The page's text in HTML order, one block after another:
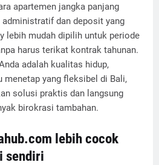
apartemen jangka panjang
dan deposit yang
lebih mudah dipilih untuk periode
harus terikat kontrak tahunan.
adalah kualitas hidup,
menetap yang fleksibel di Bali,
solusi praktis dan langsung
birokrasi tambahan.
lebih cocok
sendiri